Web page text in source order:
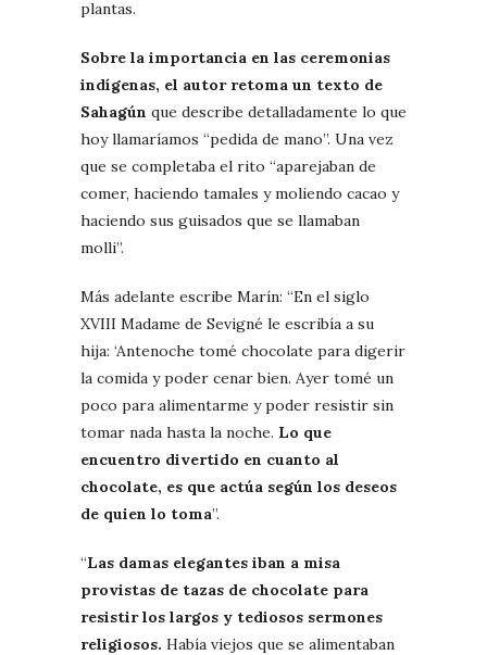
plantas.
Sobre la importancia en las ceremonias
indígenas, el autor retoma un texto de
Sahagún que describe detalladamente lo que
hoy llamaríamos “pedida de mano”. Una vez
que se completaba el rito “aparejaban de
comer, haciendo tamales y moliendo cacao y
haciendo sus guisados que se llamaban
molli”.
Más adelante escribe Marín: “En el siglo
XVIII Madame de Sevigné le escribía a su
hija: ‘Antenoche tomé chocolate para digerir
la comida y poder cenar bien. Ayer tomé un
poco para alimentarme y poder resistir sin
tomar nada hasta la noche. Lo que
encuentro divertido en cuanto al
chocolate, es que actúa según los deseos
de quien lo toma”.
“Las damas elegantes iban a misa
provistas de tazas de chocolate para
resistir los largos y tediosos sermones
religiosos. Había viejos que se alimentaban